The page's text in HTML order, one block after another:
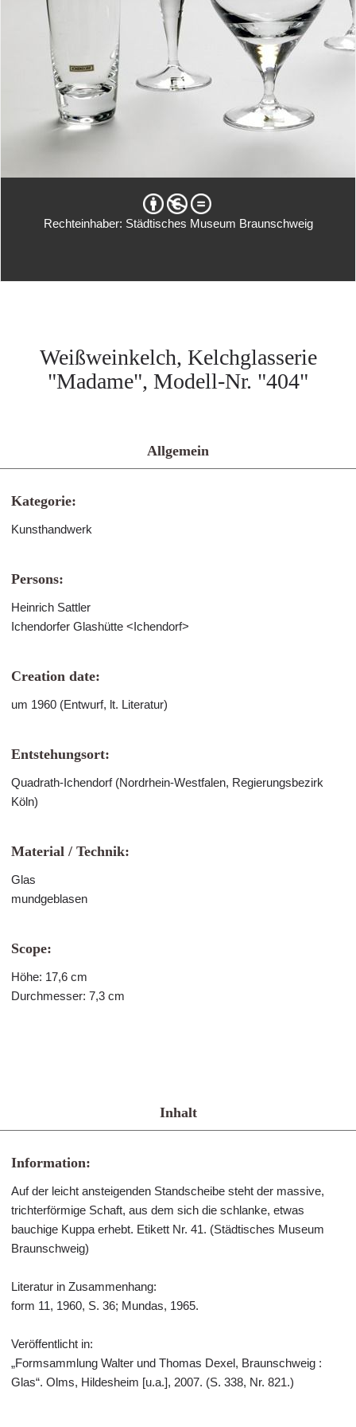
Rechteinhaber: Städtisches Museum Braunschweig
Weißweinkelch, Kelchglasserie
"Madame", Modell-Nr. "404"
Allgemein
Kategorie:
Kunsthandwerk
Persons:
Heinrich Sattler
Ichendorfer Glashütte <Ichendorf>
Creation date:
um 1960 (Entwurf, lt. Literatur)
Entstehungsort:
Quadrath-Ichendorf (Nordrhein-Westfalen, Regierungsbezirk
Köln)
Material / Technik:
Glas
mundgeblasen
Scope:
Höhe: 17,6 cm
Durchmesser: 7,3 cm
Inhalt
Information:
Auf der leicht ansteigenden Standscheibe steht der massive,
trichterförmige Schaft, aus dem sich die schlanke, etwas
bauchige Kuppa erhebt. Etikett Nr. 41. (Städtisches Museum
Braunschweig)
Literatur in Zusammenhang:
form 11, 1960, S. 36; Mundas, 1965.
Veröffentlicht in:
„Formsammlung Walter und Thomas Dexel, Braunschweig :
Glas“. Olms, Hildesheim [u.a.], 2007. (S. 338, Nr. 821.)